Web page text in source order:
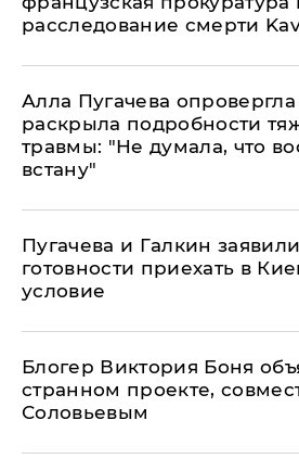
расследование смерти
Алла Пугачева
раскрыла подробности
травмы: "Не думала, что
встану"
Пугачева и Галкин
готовности приехать в
условие
Блогер Виктория Боня
странном проекте,
Соловьевым